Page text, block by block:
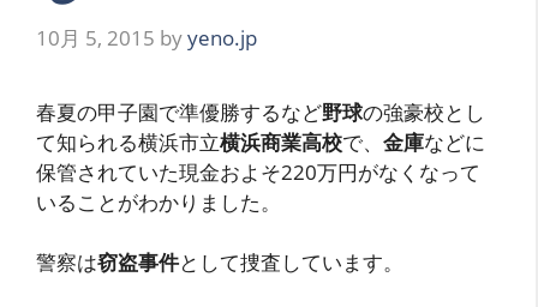
10月 5, 2015 byyeno.jp
春夏の甲子園で準優勝するなど野球の強豪校とし
て知られる横浜市立横浜商業高校で、 金庫などに
保管されていた現金およそ220万円がなくなって
いることがわかりました。
警察は窃盗事件として捜査しています。